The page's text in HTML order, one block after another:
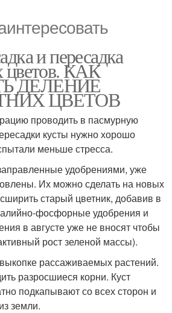
и пересадка
цветов. КАК
ДЕЛЕНИЕ
ЦВЕТОВ
проводить в пасмурную
кусты нужно хорошо
меньше стресса.
удобрениями, уже
Их можно сделать на новых
старый цветник, добавив в
фосфорные удобрения и
в августе уже не вносят чтобы
рост зеленой массы).
рассаживаемых растений.
разросшиеся корни. Куст
подкапывают со всех сторон и
земли.